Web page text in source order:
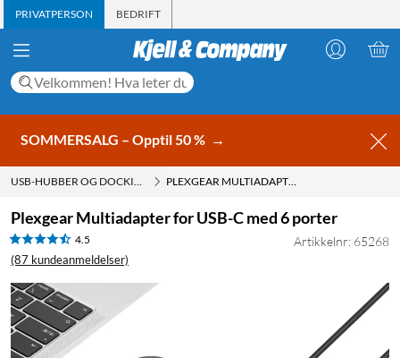
PRIVATPERSON BEDRIFT
SOMMERSALG – Opptil 50 % →
USB-HUBBER OG DOCKINGSTASJONER PLEXGEAR MULTIADAPTER FOR USB-C MED 6 PORTER
Plexgear Multiadapter for USB-C med 6 porter
4.5
(87 kundeanmeldelser)
Artikkelnr: 65268